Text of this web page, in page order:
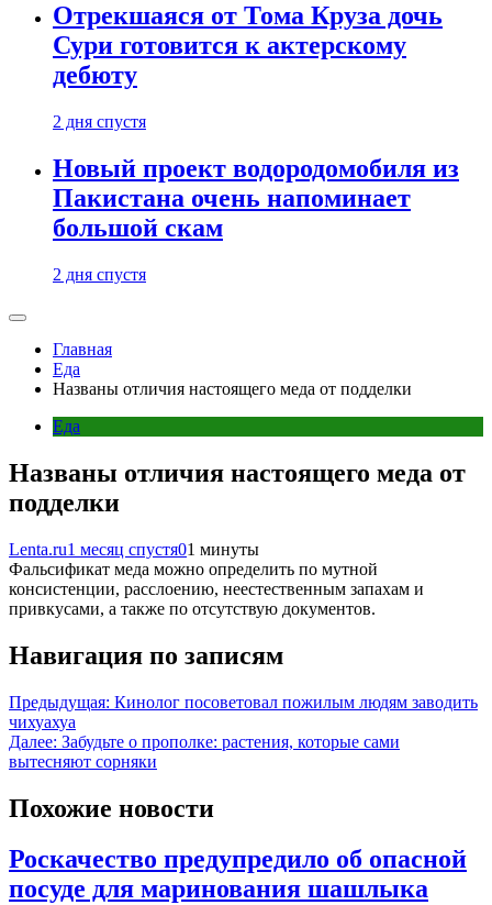
Отрекшаяся от Тома Круза дочь
Сури готовится к актерскому
дебюту
2 дня спустя
Новый проект водородомобиля из
Пакистана очень напоминает
большой скам
2 дня спустя
Главная
Еда
Названы отличия настоящего меда от подделки
Еда
Названы отличия настоящего меда от
подделки
Lenta.ru1 месяц спустя01 минуты
Фальсификат меда можно определить по мутной
консистенции, расслоению, неестественным запахам и
привкусами, а также по отсутствую документов.
Навигация по записям
Предыдущая: Кинолог посоветовал пожилым людям заводить
чихуахуа
Далее: Забудьте о прополке: растения, которые сами
вытесняют сорняки
Похожие новости
Роскачество предупредило об опасной
посуде для маринования шашлыка